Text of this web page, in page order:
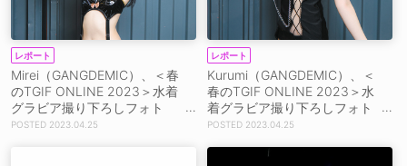
レポート
Mirei（GANGDEMIC）、＜春
のTGIF ONLINE 2023＞水着
グラビア撮り下ろしフォト
（4月25日）
2023.04.25
レポート
Kurumi（GANGDEMIC）、＜
春のTGIF ONLINE 2023＞水
着グラビア撮り下ろしフォト
（4月25日）
2023.04.25